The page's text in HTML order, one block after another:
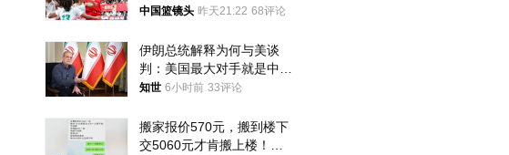
亚
中国篮镜头 昨天21:22 68评论
伊朗总统解释为何与美谈
判：美国最大对手就是中
国，但他们也在对话
知世 6小时前 33评论
搬家报价570元，搬到楼下
交5060元才肯搬上楼！女